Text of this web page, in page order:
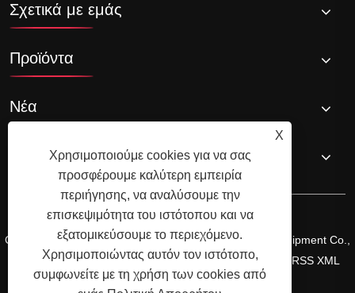
Σχετικά με εμάς
Προϊόντα
Νέα
Επικοινωνήστε μαζί μας
Copyright © 2025 Shandong Kecheng Electric Power Equipment Co.,
Ltd. Με επιφύλαξη παντός δικαιώματος.Links Sitemap RSS XML
Πολιτική Απορρήτου
X
Χρησιμοποιούμε cookies για να σας
προσφέρουμε καλύτερη εμπειρία
περιήγησης, να αναλύσουμε την
επισκεψιμότητα του ιστότοπου και να
εξατομικεύσουμε το περιεχόμενο.
Χρησιμοποιώντας αυτόν τον ιστότοπο,
συμφωνείτε με τη χρήση των cookies από